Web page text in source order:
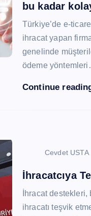
bu kadar
Türkiye’de e-
ihracat yapan
genelinde
ödeme
Continue
Cevdet USTA
İhracatcıya
İhracat
ihracatı teşvik